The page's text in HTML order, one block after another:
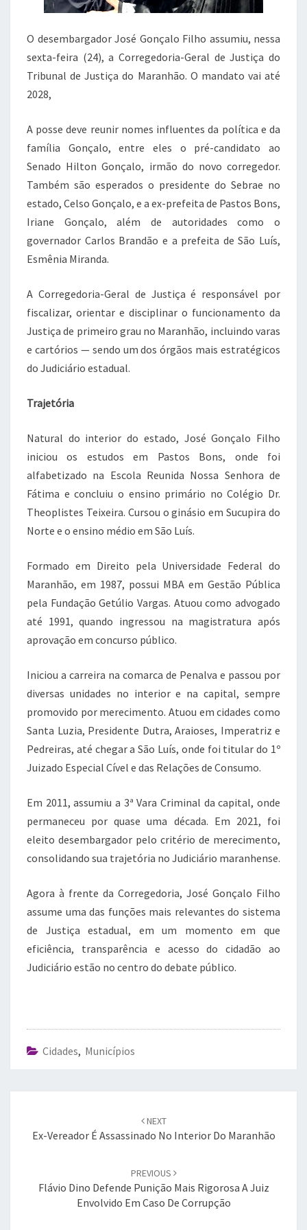
O desembargador José Gonçalo Filho assumiu, nessa
sexta-feira (24), a Corregedoria-Geral de Justiça do
Tribunal de Justiça do Maranhão. O mandato vai até
2028,
A posse deve reunir nomes influentes da política e da
família Gonçalo, entre eles o pré-candidato ao
Senado Hilton Gonçalo, irmão do novo corregedor.
Também são esperados o presidente do Sebrae no
estado, Celso Gonçalo, e a ex-prefeita de Pastos Bons,
Iriane Gonçalo, além de autoridades como o
governador Carlos Brandão e a prefeita de São Luís,
Esmênia Miranda.
A Corregedoria-Geral de Justiça é responsável por
fiscalizar, orientar e disciplinar o funcionamento da
Justiça de primeiro grau no Maranhão, incluindo varas
e cartórios — sendo um dos órgãos mais estratégicos
do Judiciário estadual.
Trajetória
Natural do interior do estado, José Gonçalo Filho
iniciou os estudos em Pastos Bons, onde foi
alfabetizado na Escola Reunida Nossa Senhora de
Fátima e concluiu o ensino primário no Colégio Dr.
Theoplistes Teixeira. Cursou o ginásio em Sucupira do
Norte e o ensino médio em São Luís.
Formado em Direito pela Universidade Federal do
Maranhão, em 1987, possui MBA em Gestão Pública
pela Fundação Getúlio Vargas. Atuou como advogado
até 1991, quando ingressou na magistratura após
aprovação em concurso público.
Iniciou a carreira na comarca de Penalva e passou por
diversas unidades no interior e na capital, sempre
promovido por merecimento. Atuou em cidades como
Santa Luzia, Presidente Dutra, Araioses, Imperatriz e
Pedreiras, até chegar a São Luís, onde foi titular do 1º
Juizado Especial Cível e das Relações de Consumo.
Em 2011, assumiu a 3ª Vara Criminal da capital, onde
permaneceu por quase uma década. Em 2021, foi
eleito desembargador pelo critério de merecimento,
consolidando sua trajetória no Judiciário maranhense.
Agora à frente da Corregedoria, José Gonçalo Filho
assume uma das funções mais relevantes do sistema
de Justiça estadual, em um momento em que
eficiência, transparência e acesso do cidadão ao
Judiciário estão no centro do debate público.
Cidades, Municípios
NEXT
Ex-Vereador É Assassinado No Interior Do Maranhão
PREVIOUS
Flávio Dino Defende Punição Mais Rigorosa A Juiz
Envolvido Em Caso De Corrupção